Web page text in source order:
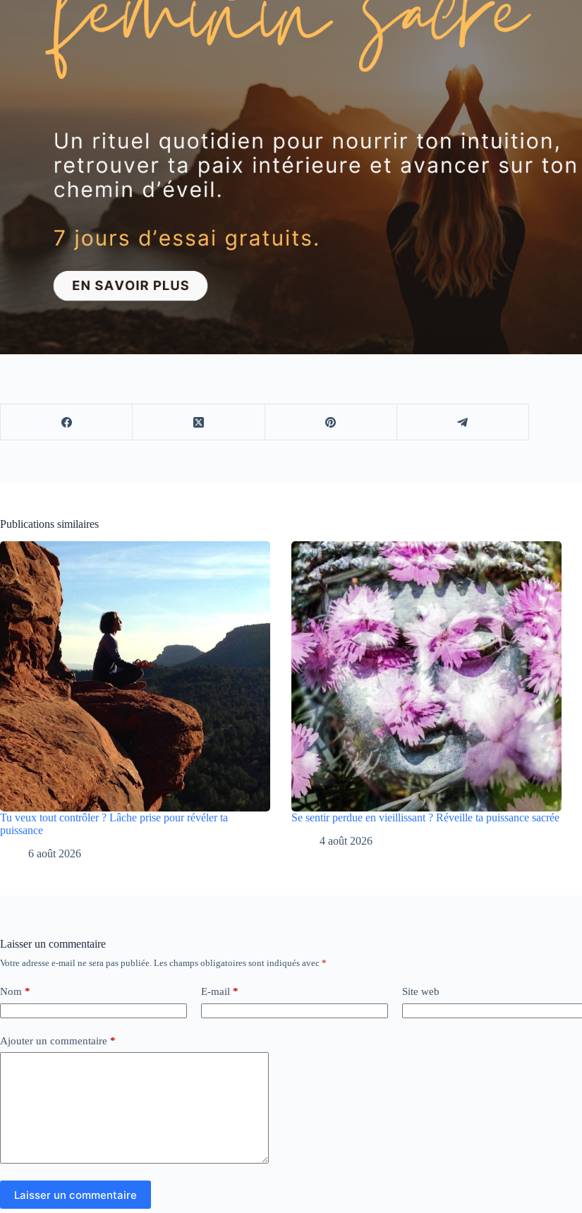
Publications similaires
Tu veux tout contrôler ? Lâche prise pour révéler ta
puissance
6 août 2026
Se sentir perdue en vieillissant ? Réveille ta puissance sacrée
4 août 2026
Laisser un commentaire
Votre adresse e-mail ne sera pas publiée. Les champs obligatoires sont indiqués avec *
Nom * E-mail * Site web
Ajouter un commentaire *
Laisser un commentaire